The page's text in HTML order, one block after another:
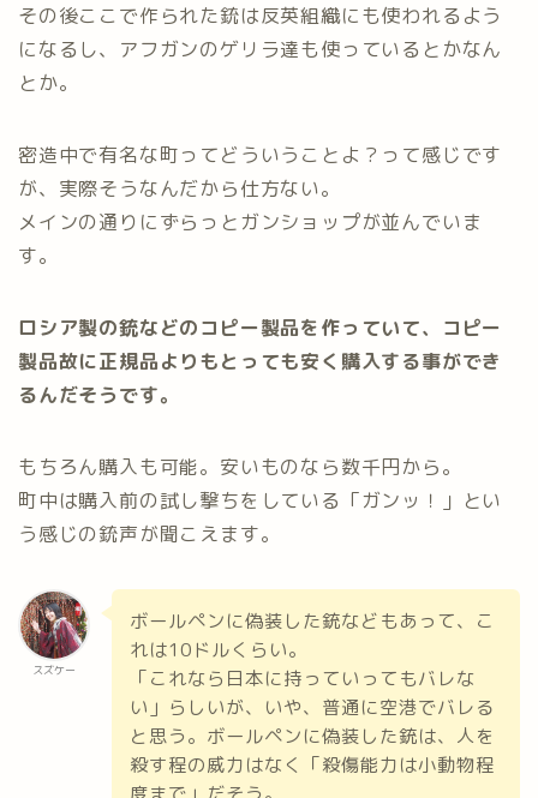
その後ここで作られた銃は反英組織にも使われるよう
になるし、アフガンのゲリラ達も使っているとかなん
とか。
密造中で有名な町ってどういうことよ？って感じです
が、実際そうなんだから仕方ない。
メインの通りにずらっとガンショップが並んでいま
す。
ロシア製の銃などのコピー製品を作っていて、コピー
製品故に正規品よりもとっても安く購入する事ができ
るんだそうです。
もちろん購入も可能。安いものなら数千円から。
町中は購入前の試し撃ちをしている「ガンッ！」とい
う感じの銃声が聞こえます。
スズケー
ボールペンに偽装した銃などもあって、こ
れは10ドルくらい。
「これなら日本に持っていってもバレな
い」らしいが、いや、普通に空港でバレる
と思う。ボールペンに偽装した銃は、人を
殺す程の威力はなく「殺傷能力は小動物程